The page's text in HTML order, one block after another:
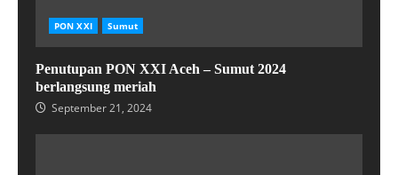
PON XXI Sumut
Penutupan PON XXI Aceh – Sumut 2024
berlangsung meriah
September 21, 2024